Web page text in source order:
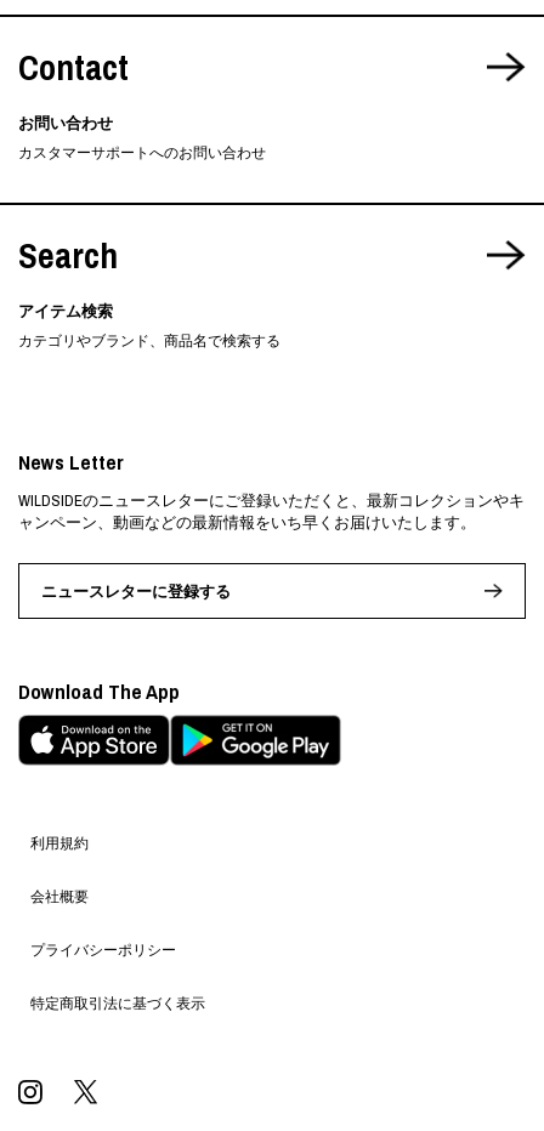
Contact
お問い合わせ
カスタマーサポートへのお問い合わせ
Search
アイテム検索
カテゴリやブランド、商品名で検索する
利用規約
会社概要
プライバシーポリシー
特定商取引法に基づく表示
News Letter
WILDSIDEのニュースレターにご登録いただくと、最新コレクションやキ
ャンペーン、動画などの最新情報をいち早くお届けいたします。
ニュースレターに登録する
Download The App